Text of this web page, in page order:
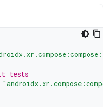
tests